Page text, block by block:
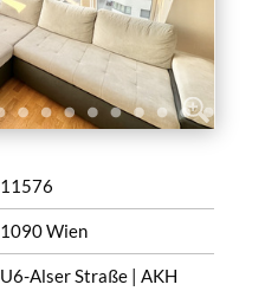
11576
1090 Wien
U6-Alser Straße | AKH